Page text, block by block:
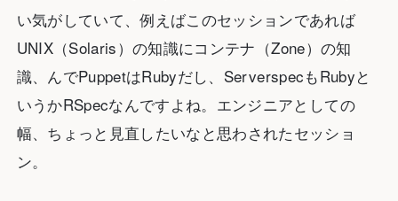
い気がしていて、例えばこのセッションであれば
UNIX（Solaris）の知識にコンテナ（Zone）の知
識、んでPuppetはRubyだし、ServerspecもRubyと
いうかRSpecなんですよね。エンジニアとしての
幅、ちょっと見直したいなと思わされたセッショ
ン。